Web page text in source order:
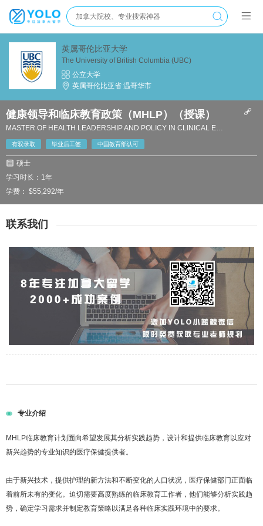
英属哥伦比亚大学
The University of British Columbia (UBC)
公立大学
英属哥伦比亚省 温哥华市
健康领导和临床教育政策（MHLP）（授课）
MASTER OF HEALTH LEADERSHIP AND POLICY IN CLINICAL EDUCATION (MHLP)
有双录取 毕业后工签 中国教育部认可
硕士
学习时长：1年
学费： $55,292/年
联系我们
专业介绍
MHLP临床教育计划面向希望发展其分析实践趋势，设计和提供临床教育以应对
新兴趋势的专业知识的医疗保健提供者。
由于新兴技术，提供护理的新方法和不断变化的人口状况，医疗保健部门正面临
着前所未有的变化。迫切需要高度熟练的临床教育工作者，他们能够分析实践趋
势，确定学习需求并制定教育策略以满足各种临床实践环境中的要求。